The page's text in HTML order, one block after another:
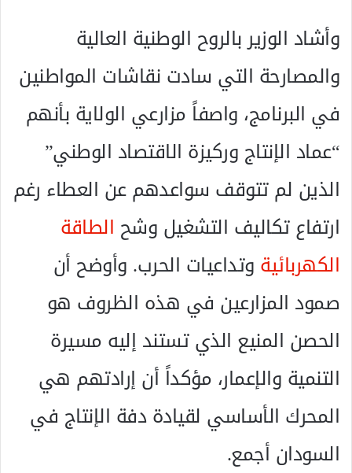
​وأشاد الوزير بالروح الوطنية العالية
والمصارحة التي سادت نقاشات المواطنين
في البرنامج، واصفاً مزارعي الولاية بأنهم
“عماد الإنتاج وركيزة الاقتصاد الوطني”
الذين لم تتوقف سواعدهم عن العطاء رغم
ارتفاع تكاليف التشغيل وشح الطاقة
الكهربائيةوتداعيات الحرب. وأوضح أن
صمود المزارعين في هذه الظروف هو
الحصن المنيع الذي تستند إليه مسيرة
التنمية والإعمار، مؤكداً أن إرادتهم هي
المحرك الأساسي لقيادة دفة الإنتاج في
السودان أجمع.